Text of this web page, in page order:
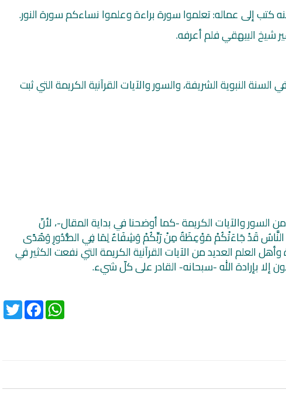
إلى عماله: تعلموا سورة براءة وعلموا نساءكم سورة النور.
شيخ البيهقي فلم أعرفه.
النبوية الشريفة، والسور والآيات القرآنية الكريمة التي ثبت
السور والآيات الكريمة -كما أوضحنا في بداية المقال-، لأنّ
النَّاسُ قَدْ جَاءَتْكُمْ مَوْعِظَةٌ مِنْ رَبِّكُمْ وَشِفَاءٌ لِمَا فِي الصُّدُورِ وَهُدًى
وقد جمع الرّقاة وأهل العلم العديد من الآيات القرآنية الكريمة التي نفعت الكثير في
إلا بإرادة الله -سبحانه- القادر على كلّ شيء.
Twitter
FacebookWhatsApp